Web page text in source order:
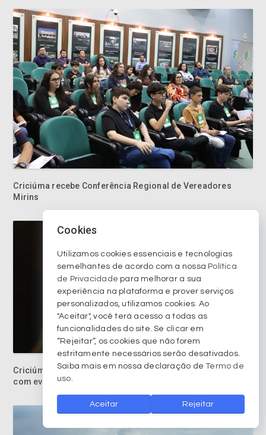
Criciúma recebe Conferência Regional de Vereadores
Mirins
Criciúma celebra 35 anos da conquista da Copa do Brasil
com evento especial no Tigre Sports Bar
Cookies
Utilizamos cookies essenciais e tecnologias
semelhantes de acordo com a nossa Política
de Privacidade para melhorar a sua
experiência na plataforma e prover serviços
personalizados, utilizamos cookies. Ao
"Aceitar", você terá acesso a todas as
funcionalidades do site. Se clicar em
“Rejeitar”, os cookies que não forem
estritamente necessários serão desativados.
Saiba mais em nossa declaração deTermo de
uso.
Aceitar Rejeitar